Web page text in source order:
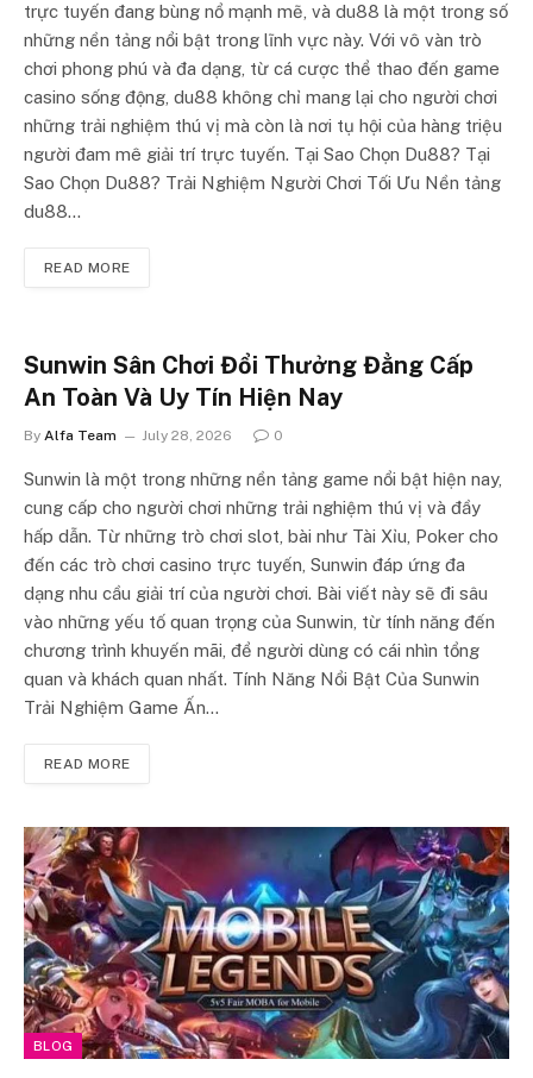
trực tuyến đang bùng nổ mạnh mẽ, và du88 là một trong số
những nền tảng nổi bật trong lĩnh vực này. Với vô vàn trò
chơi phong phú và đa dạng, từ cá cược thể thao đến game
casino sống động, du88 không chỉ mang lại cho người chơi
những trải nghiệm thú vị mà còn là nơi tụ hội của hàng triệu
người đam mê giải trí trực tuyến. Tại Sao Chọn Du88? Tại
Sao Chọn Du88? Trải Nghiệm Người Chơi Tối Ưu Nền tảng
du88…
READ MORE
Sunwin Sân Chơi Đổi Thưởng Đẳng Cấp
An Toàn Và Uy Tín Hiện Nay
By Alfa Team July 28, 2026 0
Sunwin là một trong những nền tảng game nổi bật hiện nay,
cung cấp cho người chơi những trải nghiệm thú vị và đầy
hấp dẫn. Từ những trò chơi slot, bài như Tài Xỉu, Poker cho
đến các trò chơi casino trực tuyến, Sunwin đáp ứng đa
dạng nhu cầu giải trí của người chơi. Bài viết này sẽ đi sâu
vào những yếu tố quan trọng của Sunwin, từ tính năng đến
chương trình khuyến mãi, để người dùng có cái nhìn tổng
quan và khách quan nhất. Tính Năng Nổi Bật Của Sunwin
Trải Nghiệm Game Ấn…
READ MORE
BLOG